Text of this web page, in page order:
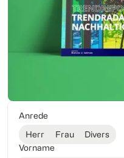
Anrede
Herr Frau
Divers
Vorname